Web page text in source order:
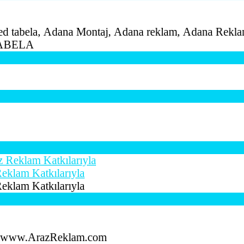
tabela, Adana Montaj, Adana reklam, Adana
Katkılarıyla
Katkılarıyla
www.ArazReklam.com